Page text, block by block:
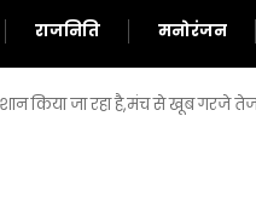
राजनिति मनोरंजन
किया जा रहा है,मंच से खूब गरजे